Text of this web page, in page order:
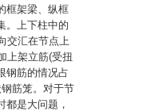
框架梁、纵框
。上下柱中的
交汇在节点上
上架立筋(受扭
钢筋的情况占
筋笼。对于节
都是大问题，